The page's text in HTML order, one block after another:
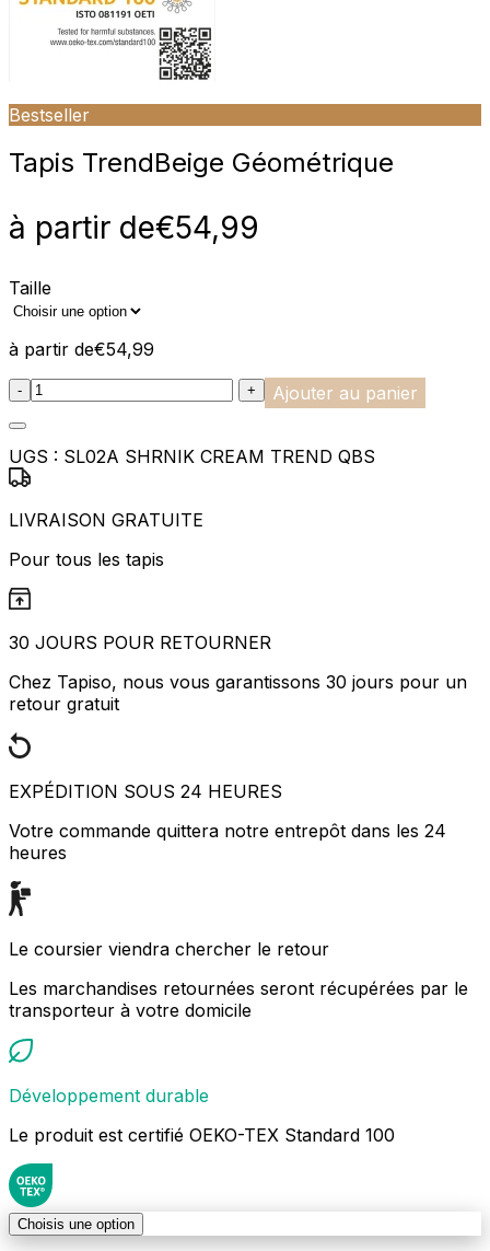
Bestseller
Tapis TrendBeige Géométrique
à partir de€54,99
Taille
à partir de€54,99
:product_name quantity
- + Ajouter au panier
UGS : SL02A SHRNIK CREAM TREND QBS
LIVRAISON GRATUITE
Pour tous les tapis
30 JOURS POUR RETOURNER
Chez Tapiso, nous vous garantissons 30 jours pour un
retour gratuit
EXPÉDITION SOUS 24 HEURES
Votre commande quittera notre entrepôt dans les 24
heures
Le coursier viendra chercher le retour
Les marchandises retournées seront récupérées par le
transporteur à votre domicile
Développement durable
Le produit est certifié OEKO-TEX Standard 100
Choisis une option